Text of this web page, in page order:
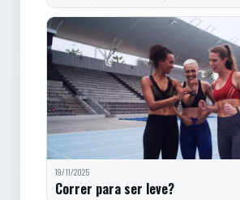
19/11/2025
Correr para ser leve?